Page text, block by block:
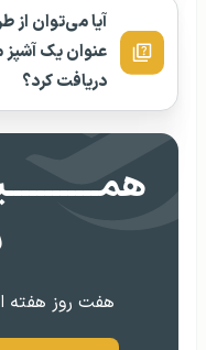
آیا می‌توان از
عنوان یک آشپز
دریافت کرد؟
هفت روز